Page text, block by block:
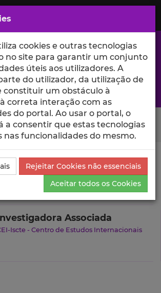
e ciência no Iscte
Beatriz Arruda
Produções
Beatriz Arruda
Associada
Iscte - Centro de Estudos Internacionais
cookies e outras tecnologias
no site para garantir um conjunto
úteis aos utilizadores. A
do utilizador, da utilização de
constituir um obstáculo à
correta interação com as
do portal. Ao usar o portal, o
a consentir que estas tecnologias
nas funcionalidades do mesmo.
Rejeitar Cookies não essenciais
Aceitar todos os Cookies